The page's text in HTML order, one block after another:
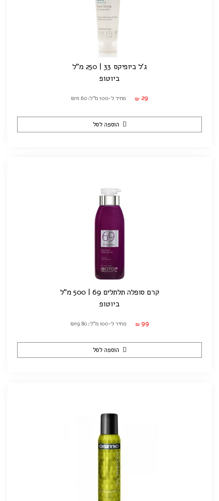
ג'ל ביופיקס 33 | 250 מ"ל
ביוטופ
₪ 29 מחיר ל-100 מ"ל: ₪11.60
הוספה לסל
קרם סופלה תלתלים 69 | 500 מ"ל
ביוטופ
₪ 99 מחיר ל-100 מ"ל: ₪19.80
הוספה לסל